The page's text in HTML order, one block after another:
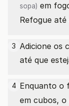
sopa) em
Refogue até
3 Adicione os
até que
4 Enquanto o
em cubos, o